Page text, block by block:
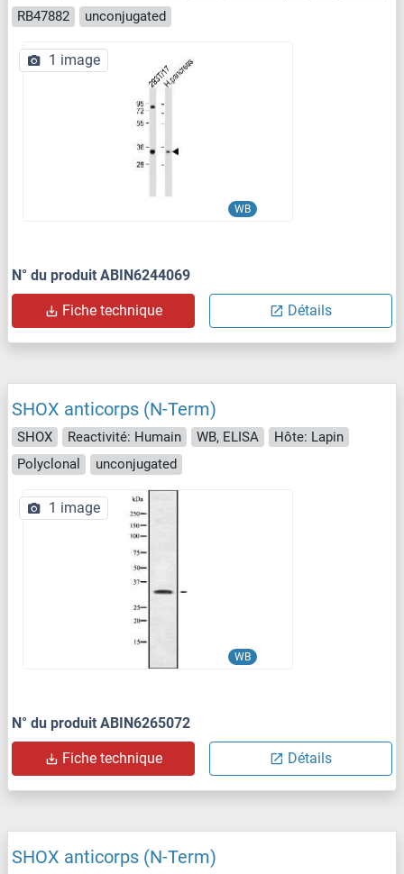
RB47882
unconjugated
WB
1 image
N° du produit ABIN6244069
Fiche technique Détails
SHOX anticorps (N-Term)
SHOX Reactivité: Humain WB, ELISA
Hôte: Lapin
Polyclonal
unconjugated
WB
1 image
N° du produit ABIN6265072
Fiche technique Détails
SHOX anticorps (N-Term)